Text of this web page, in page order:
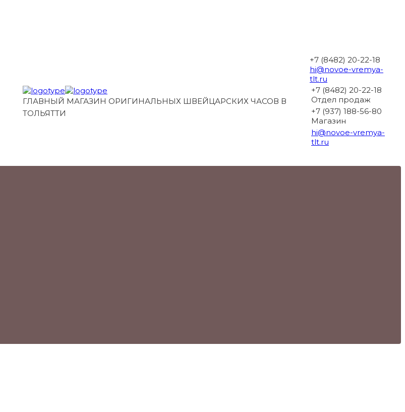
ГЛАВНЫЙ МАГАЗИН ОРИГИНАЛЬНЫХ ШВЕЙЦАРСКИХ ЧАСОВ В
ТОЛЬЯТТИ
+7 (8482) 20-22-18
hi@novoe-vremya-
tlt.ru
+7 (8482) 20-22-18
Отдел продаж
+7 (937) 188-56-80
Магазин
hi@novoe-vremya-
tlt.ru